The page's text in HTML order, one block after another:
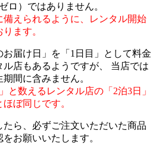
ロ）ではありません。
備えられるように、レンタル開始
ます。
お届け日」を「1日目」として料金
店もあるようですが、 当店では
間に含みません。
と数えるレンタル店の「2泊3日」
ぼ同じです。
ら、必ずご注文いただいた商品
お願いいたします。